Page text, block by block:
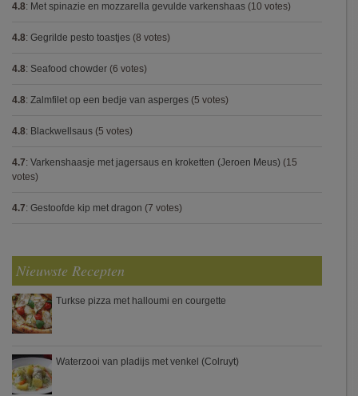
4.8: Met spinazie en mozzarella gevulde varkenshaas (10 votes)
4.8: Gegrilde pesto toastjes (8 votes)
4.8: Seafood chowder (6 votes)
4.8: Zalmfilet op een bedje van asperges (5 votes)
4.8: Blackwellsaus (5 votes)
4.7: Varkenshaasje met jagersaus en kroketten (Jeroen Meus) (15
votes)
4.7: Gestoofde kip met dragon (7 votes)
Nieuwste Recepten
Turkse pizza met halloumi en courgette
Waterzooi van pladijs met venkel (Colruyt)